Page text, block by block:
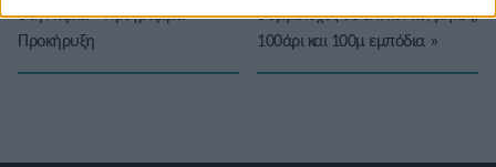
στη Λαμία – Πρόγραμμα –
Προκήρυξη
συμμετοχές σε επι κοντώ, μήκος,
100άρι και 100μ εμπόδια »